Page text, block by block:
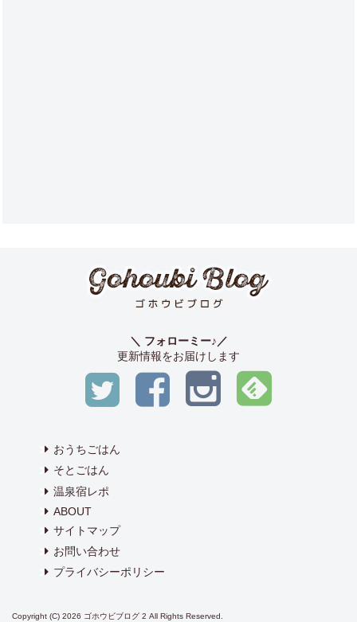
＼ フォローミー♪／
更新情報をお届けします
おうちごはん
そとごはん
温泉宿レポ
ABOUT
サイトマップ
お問い合わせ
プライバシーポリシー
Copyright (C) 2026 ゴホウビブログ 2 All Rights Reserved.